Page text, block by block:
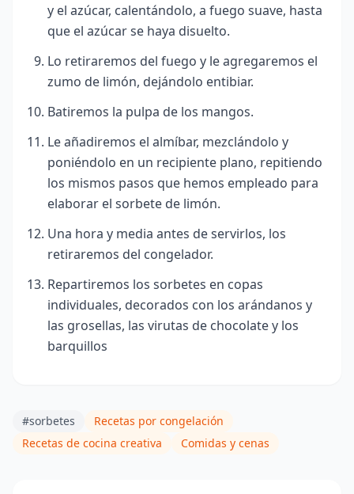
y el azúcar, calentándolo, a fuego suave, hasta
que el azúcar se haya disuelto.
Lo retiraremos del fuego y le agregaremos el
zumo de limón, dejándolo entibiar.
Batiremos la pulpa de los mangos.
Le añadiremos el almíbar, mezclándolo y
poniéndolo en un recipiente plano, repitiendo
los mismos pasos que hemos empleado para
elaborar el sorbete de limón.
Una hora y media antes de servirlos, los
retiraremos del congelador.
Repartiremos los sorbetes en copas
individuales, decorados con los arándanos y
las grosellas, las virutas de chocolate y los
barquillos
#sorbetes
Recetas por congelación
Recetas de cocina creativa
Comidas y cenas